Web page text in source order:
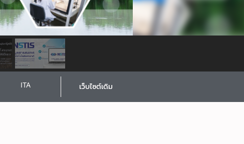
ITA เว็บไซต์เดิม